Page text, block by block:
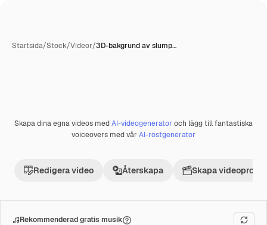
Startsida/Stock/Videor/3D-bakgrund av slump…
Premie
Skapa dina egna videos medAI-videogenerator och lägg till fantastiska
voiceovers med vår AI-röstgenerator
Redigera video Återskapa Skapa
Rekommenderad gratis musik